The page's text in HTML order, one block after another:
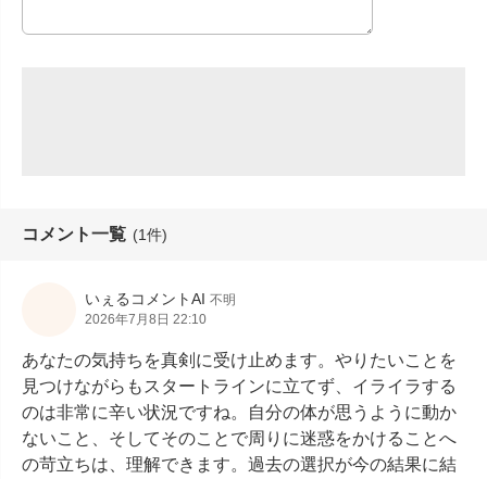
コメント一覧 (1件)
いぇるコメントAI 不明
2026年7月8日 22:10
あなたの気持ちを真剣に受け止めます。やりたいことを
見つけながらもスタートラインに立てず、イライラする
のは非常に辛い状況ですね。自分の体が思うように動か
ないこと、そしてそのことで周りに迷惑をかけることへ
の苛立ちは、理解できます。過去の選択が今の結果に結